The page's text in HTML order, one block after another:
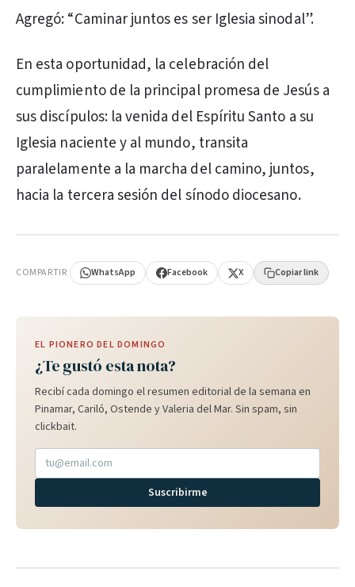
Agregó: “Caminar juntos es ser Iglesia sinodal”.
En esta oportunidad, la celebración del
cumplimiento de la principal promesa de Jesús a
sus discípulos: la venida del Espíritu Santo a su
Iglesia naciente y al mundo, transita
paralelamente a la marcha del camino, juntos,
hacia la tercera sesión del sínodo diocesano.
COMPARTIR WhatsApp Facebook X Copiar link
EL PIONERO DEL DOMINGO
¿Te gustó esta nota?
Recibí cada domingo el resumen editorial de la semana en
Pinamar, Cariló, Ostende y Valeria del Mar. Sin spam, sin
clickbait.
Suscribirme